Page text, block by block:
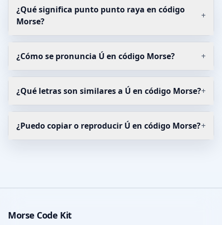
¿Qué significa punto punto raya en código
Morse?
+
¿Cómo se pronuncia Ú en código Morse? +
¿Qué letras son similares a Ú en código Morse?+
¿Puedo copiar o reproducir Ú en código Morse?+
Morse Code Kit